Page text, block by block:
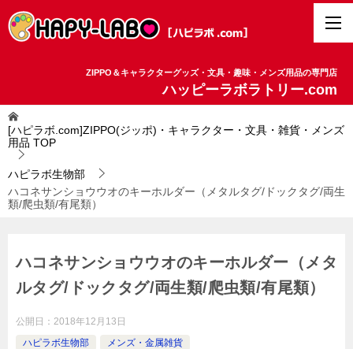
ZIPPO＆キャラクターグッズ・文具・趣味・メンズ用品の専門店
ハッピーラボラトリー.com
[ハピラボ.com]ZIPPO(ジッポ)・キャラクター・文具・雑貨・メンズ
用品 TOP
ハピラボ生物部
ハコネサンショウウオのキーホルダー（メタルタグ/ドックタグ/両生
類/爬虫類/有尾類）
ハコネサンショウウオのキーホルダー（メタ
ルタグ/ドックタグ/両生類/爬虫類/有尾類）
公開日： 2018年12月13日
ハピラボ生物部
メンズ・金属雑貨